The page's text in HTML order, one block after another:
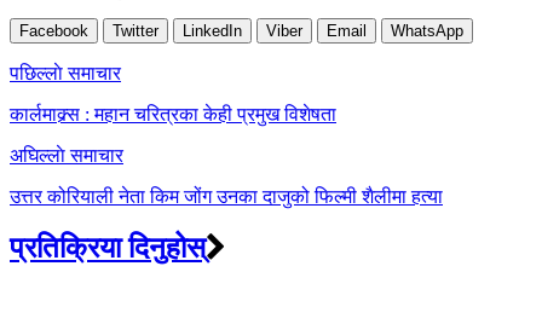
Facebook Twitter LinkedIn Viber Email WhatsApp
Post
navigation
पछिल्लाे समाचार
कार्लमाक्र्स : महान चरित्रका केही प्रमुख विशेषता
अघिल्लाे समाचार
उत्तर कोरियाली नेता किम जोंग उनका दाजुको फिल्मी शैलीमा हत्या
प्रतिक्रिया दिनुहोस्